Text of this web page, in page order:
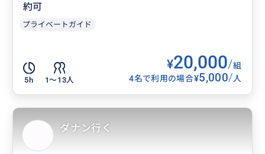
約可
プライベートガイド
5h 1〜13人
¥20,000/組
4名で利用の場合¥5,000/人
ダナン行く